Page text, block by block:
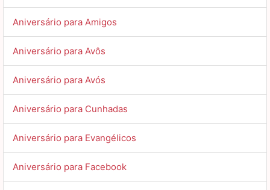
Aniversário para Amigos
Aniversário para Avôs
Aniversário para Avós
Aniversário para Cunhadas
Aniversário para Evangélicos
Aniversário para Facebook